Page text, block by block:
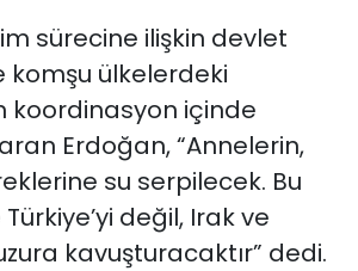
sürecine ilişkin devlet
komşu ülkelerdeki
koordinasyon içinde
Erdoğan, “Annelerin,
su serpilecek. Bu
değil, Irak ve
kavuşturacaktır” dedi.